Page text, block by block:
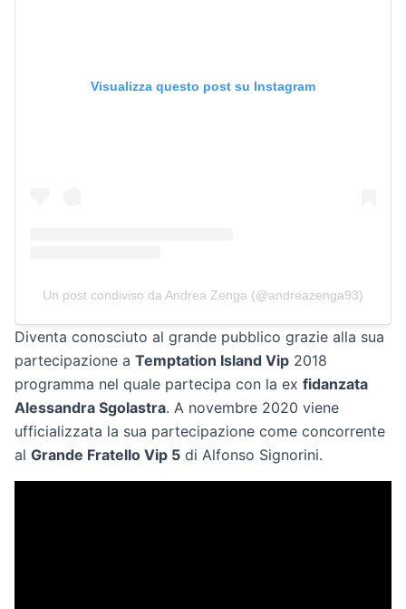
Visualizza questo post su Instagram
Un post condiviso da Andrea Zenga (@andreazenga93)
Diventa conosciuto al grande pubblico grazie alla sua
partecipazione a Temptation Island Vip 2018
programma nel quale partecipa con la ex fidanzata
Alessandra Sgolastra. A novembre 2020 viene
ufficializzata la sua partecipazione come concorrente
al Grande Fratello Vip 5 di Alfonso Signorini.